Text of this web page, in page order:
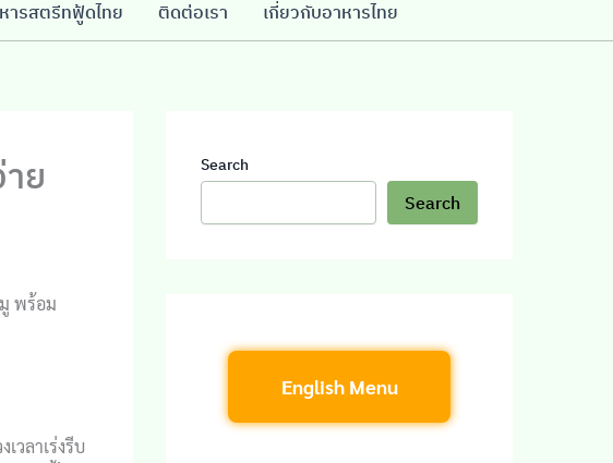
ารสตรีทฟู้ดไทย ติดต่อเรา เกี่ยวกับอาหารไทย
ย
พร้อม
วลาเร่งรีบ
Search
Search
English Menu